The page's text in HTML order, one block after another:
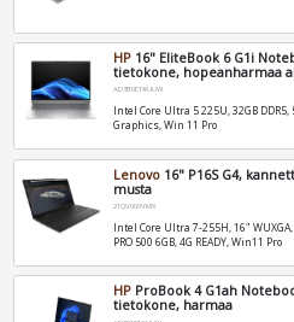
HP 16" EliteBook 6 G1i
tietokone, hopeanharmaa
AD3B0ET#UUW
Intel Core Ultra 5 225U, 32GB DDR5,
Graphics, Win 11 Pro
Lenovo 16" P16S G4,
musta
21QV000VMX
Intel Core Ultra 7-255H, 16" WUXGA,
PRO 500 6GB, 4G READY, Win11 Pro
HP ProBook 4 G1ah
tietokone, harmaa